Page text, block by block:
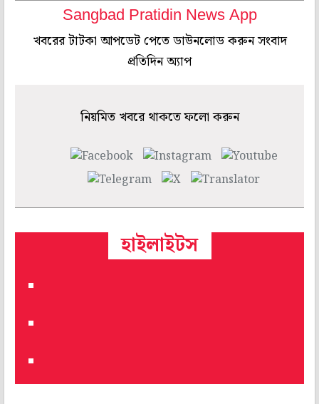
Sangbad Pratidin News App
খবরের টাটকা আপডেট পেতে ডাউনলোড করুন সংবাদ
প্রতিদিন অ্যাপ
নিয়মিত খবরে থাকতে ফলো করুন
হাইলাইটস